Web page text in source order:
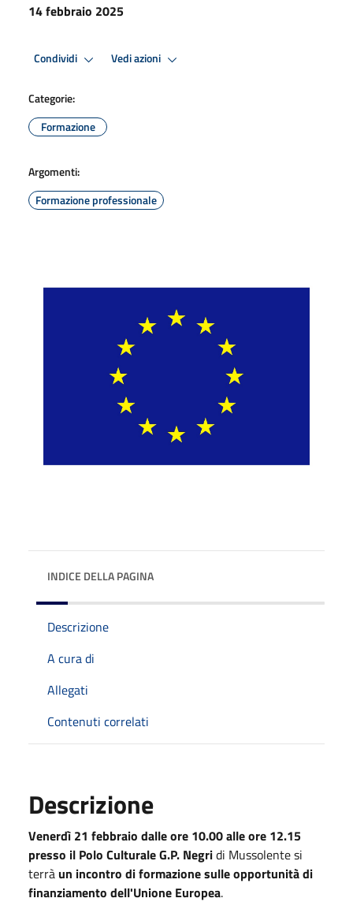
14 febbraio 2025
Condividi Vedi azioni
Categorie:
Formazione
Argomenti:
Formazione professionale
INDICE DELLA PAGINA
Descrizione
A cura di
Allegati
Contenuti correlati
Descrizione
Venerdì 21 febbraio dalle ore 10.00 alle ore 12.15
presso il Polo Culturale G.P. Negridi Mussolente si
terrà un incontro di formazione sulle opportunità di
finanziamento dell'Unione Europea.